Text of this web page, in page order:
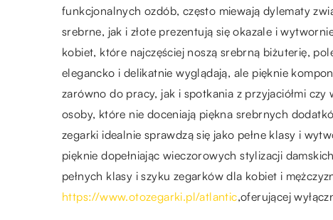
funkcjonalnych ozdób, często miewają dylematy
srebrne, jak i złote prezentują się okazale i
kobiet, które najczęściej noszą srebrną biżuterię,
elegancko i delikatnie wyglądają, ale pięknie
zarówno do pracy, jak i spotkania z przyjaciółmi
osoby, które nie doceniają piękna srebrnych
zegarki idealnie sprawdzą się jako pełne klasy i
pięknie dopełniając wieczorowych stylizacji
pełnych klasy i szyku zegarków dla kobiet i
https://www.otozegarki.pl/atlantic,oferującej